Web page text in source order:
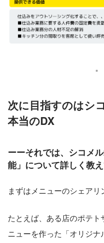
次に目指すのはシ
本当のDX
ーーそれでは、シコメ
能」について詳しく教え
まずはメニューのシェアリ
たとえば、ある店のポテ
ニューを作った「オリジ